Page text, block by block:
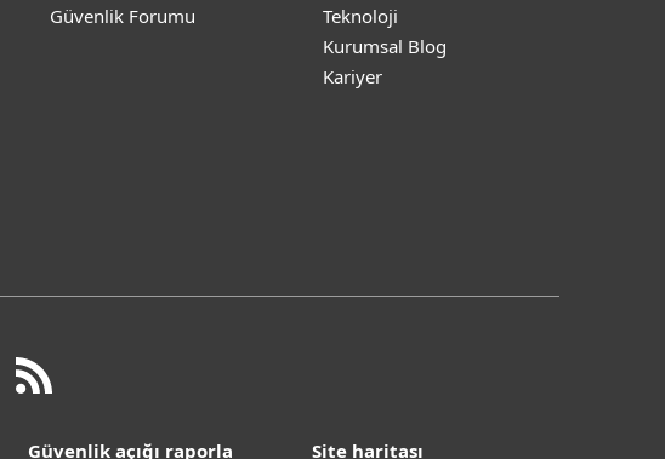
Güvenlik Forumu
Teknoloji
Kurumsal Blog
Kariyer
Güvenlik açığı raporla Site haritası